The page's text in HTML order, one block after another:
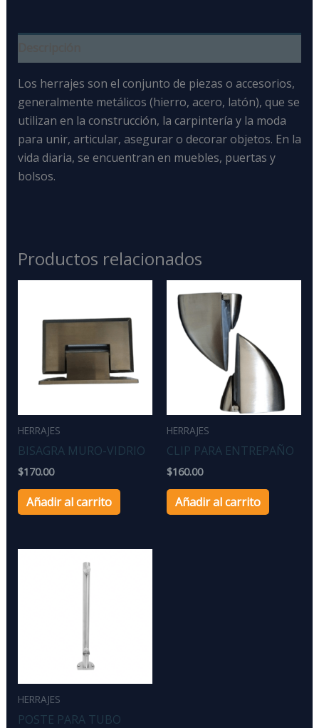
Los herrajes son el conjunto de piezas o accesorios,
generalmente metálicos (hierro, acero, latón), que se
utilizan en la construcción, la carpintería y la moda
para unir, articular, asegurar o decorar objetos. En la
vida diaria, se encuentran en muebles, puertas y
bolsos.
Productos relacionados
HERRAJES
BISAGRA MURO-VIDRIO
$170.00
Añadir al carrito
HERRAJES
CLIP PARA ENTREPAÑO
$160.00
Añadir al carrito
HERRAJES
POSTE PARA TUBO